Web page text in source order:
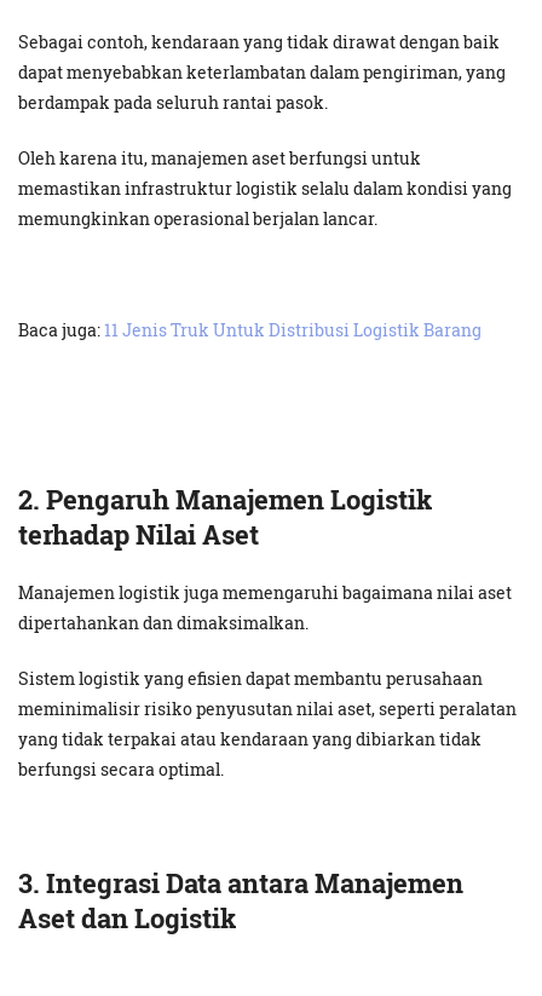
Sebagai contoh, kendaraan yang tidak dirawat dengan baik
dapat menyebabkan keterlambatan dalam pengiriman, yang
berdampak pada seluruh rantai pasok.
Oleh karena itu, manajemen aset berfungsi untuk
memastikan infrastruktur logistik selalu dalam kondisi yang
memungkinkan operasional berjalan lancar.
Baca juga: 11 Jenis Truk Untuk Distribusi Logistik Barang
2. Pengaruh Manajemen Logistik
terhadap Nilai Aset
Manajemen logistik juga memengaruhi bagaimana nilai aset
dipertahankan dan dimaksimalkan.
Sistem logistik yang efisien dapat membantu perusahaan
meminimalisir risiko penyusutan nilai aset, seperti peralatan
yang tidak terpakai atau kendaraan yang dibiarkan tidak
berfungsi secara optimal.
3. Integrasi Data antara Manajemen
Aset dan Logistik